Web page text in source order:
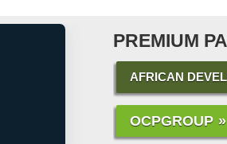
PREMIUM
AFRICAN
OCPGROUP